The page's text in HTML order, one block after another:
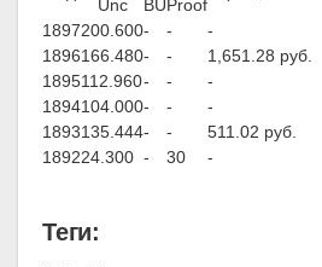
Unc BUProof
1897200.600- -
-
1896166.480- -
1,651.28 руб.
1895112.960- -
-
1894104.000- -
-
1893135.444- -
511.02 руб.
189224.300 - 30 -
Теги: